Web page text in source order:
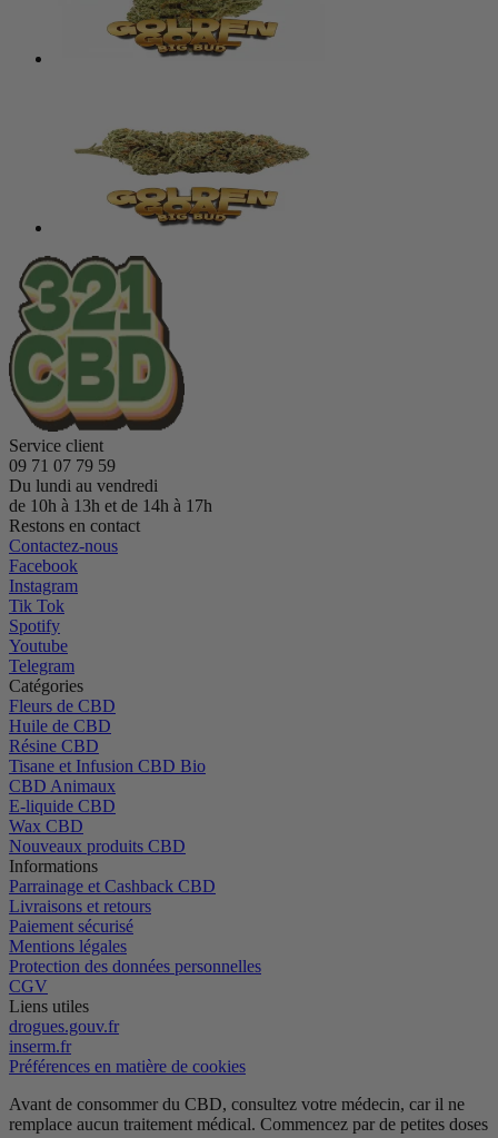
Service client
09 71 07 79 59
Du lundi au vendredi
de 10h à 13h et de 14h à 17h
Restons en contact
Contactez-nous
Facebook
Instagram
Tik Tok
Spotify
Youtube
Telegram
Catégories
Fleurs de CBD
Huile de CBD
Résine CBD
Tisane et Infusion CBD Bio
CBD Animaux
E-liquide CBD
Wax CBD
Nouveaux produits CBD
Informations
Parrainage et Cashback CBD
Livraisons et retours
Paiement sécurisé
Mentions légales
Protection des données personnelles
CGV
Liens utiles
drogues.gouv.fr
inserm.fr
Préférences en matière de cookies
Avant de consommer du CBD, consultez votre médecin, car il ne
remplace aucun traitement médical. Commencez par de petites doses